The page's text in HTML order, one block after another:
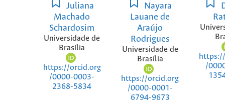
Juliana
Machado
Schardosim
Universidade de
Brasília
https://orcid.org
/0000-0003-
2368-5834
Nayara
Lauane de
Araújo
Rodrigues
Universidade de
Brasília
https://orcid.org
/0000-0001-
6794-9673
/